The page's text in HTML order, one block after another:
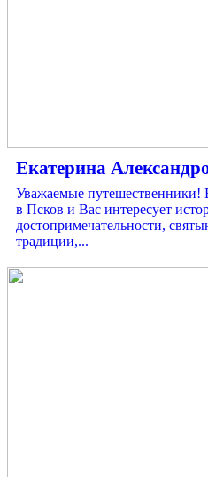
Екатерина
Уважаемые путешественники!
в Псков и Вас интересует
достопримечательности,
традиции,...